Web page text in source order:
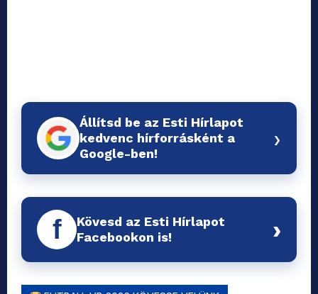
Állítsd be az Esti Hírlapot
kedvenc hírforrásként a
Google-ben!
›
f
Kövesd az Esti Hírlapot
Facebookon is!
›